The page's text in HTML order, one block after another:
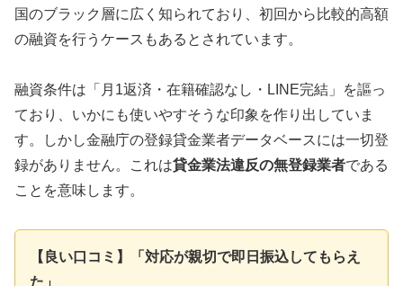
国のブラック層に広く知られており、初回から比較的高額
の融資を行うケースもあるとされています。
融資条件は「月1返済・在籍確認なし・LINE完結」を謳っ
ており、いかにも使いやすそうな印象を作り出していま
す。しかし金融庁の登録貸金業者データベースには一切登
録がありません。これは貸金業法違反の無登録業者である
ことを意味します。
【良い口コミ】「対応が親切で即日振込してもらえ
た」